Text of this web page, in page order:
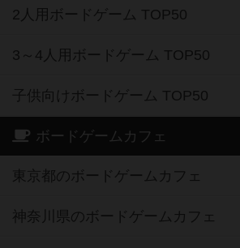
2人用ボードゲーム TOP50
3～4人用ボードゲーム TOP50
子供向けボードゲーム TOP50
ボードゲームカフェ
東京都のボードゲームカフェ
神奈川県のボードゲームカフェ